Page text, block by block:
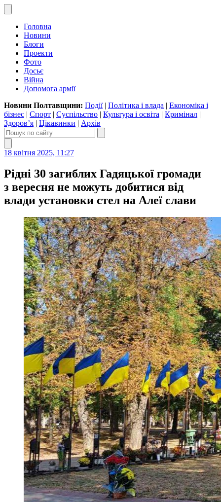
Головна
Новини
Блоги
Проекти
Фото
Досьє
Війна
Допомога армії
Новини Полтавщини: Події| Політика і влада | Економіка і
бізнес | Спорт | Суспільство | Культура і освіта | Кримінал |
Здоров’я | Цікавинки | Архів
18 квітня 2025, 11:27
Рідні 30 загиблих Гадяцької громади
з вересня не можуть добитися від
влади установки стел на Алеї слави